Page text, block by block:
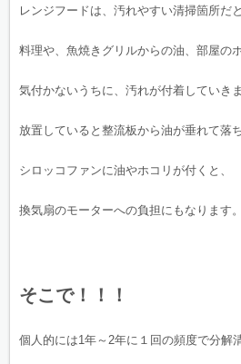
レンジフードは、汚れやすい清掃箇所だ
料理や、魚焼きグリルからの油、部屋の
気付かないうちに、汚れが付着していき
放置していると整流板から油が垂れて落
シロッコファンに油やホコリが付くと、
換気扇のモーターへの負担にもなります。
そこで！！！
個人的には1年～2年に１回の頻度で分解